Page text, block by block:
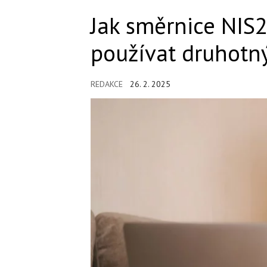
Jak směrnice
používat
REDAKCE 26. 2. 2025